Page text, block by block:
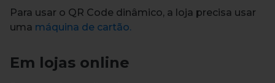
Para usar o QR Code dinâmico, a loja precisa usar
uma máquina de cartão.
Em lojas online